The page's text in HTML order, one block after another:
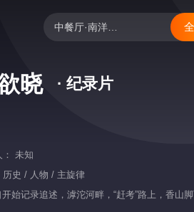
你好，星期六
歌手2026
快乐老家
晓 · 纪录片
未知
历史 / 人物 / 主旋律
始记录追述，滹沱河畔，“赶考”路上，香山